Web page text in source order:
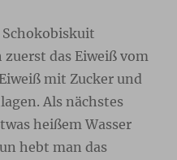
Schokobiskuit
zuerst das Eiweiß vom
mit Zucker und
Als nächstes
heißem Wasser
hebt man das